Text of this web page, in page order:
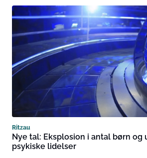
Ritzau
Nye tal: Eksplosion i antal børn og
psykiske lidelser